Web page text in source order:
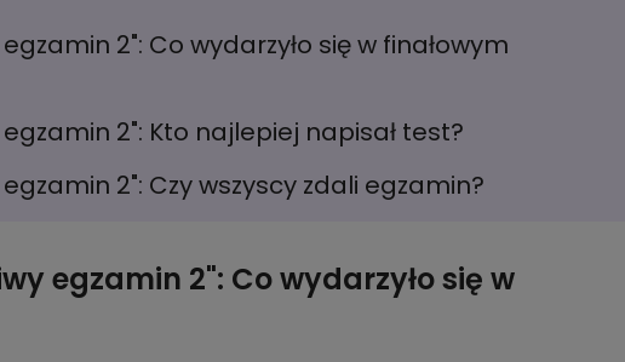
2": Co wydarzyło się w finałowym
2": Kto najlepiej napisał test?
2": Czy wszyscy zdali egzamin?
egzamin 2": Co wydarzyło się w